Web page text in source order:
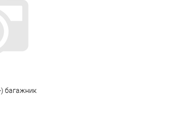
Сравнение
Под заказ
) багажник